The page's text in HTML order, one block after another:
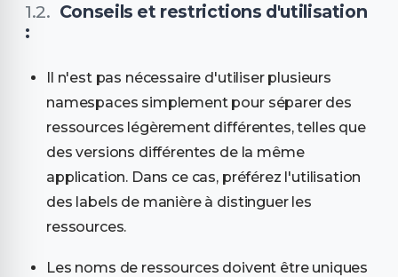
Conseils et restrictions d'utilisation
:
Il n'est pas nécessaire d'utiliser plusieurs
namespaces simplement pour séparer des
ressources légèrement différentes, telles que
des versions différentes de la même
application. Dans ce cas, préférez l'utilisation
des labels de manière à distinguer les
ressources.
Les noms de ressources doivent être uniques